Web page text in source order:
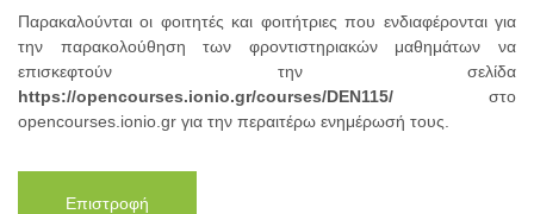
Παρακαλούνται οι φοιτητές και φοιτήτριες που ενδιαφέρονται για
την παρακολούθηση των φροντιστηριακών μαθημάτων να
επισκεφτούν την σελίδα
https://opencourses.ionio.gr/courses/DEN115/ στο
opencourses.ionio.gr για την περαιτέρω ενημέρωσή τους.
Επιστροφή